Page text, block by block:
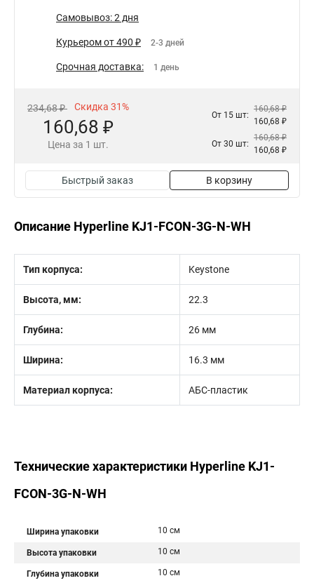
Самовывоз: 2 дня
Курьером от 490 ₽ 2-3 дней
Срочная доставка: 1 день
234,68 ₽ Скидка 31%
160,68 ₽
Цена за 1 шт.
От 15 шт:
160,68 ₽
160,68 ₽
От 30 шт:
160,68 ₽
160,68 ₽
Быстрый заказ В корзину
Описание Hyperline KJ1-FCON-3G-N-WH
Тип корпуса: Keystone
Высота, мм: 22.3
Глубина: 26 мм
Ширина: 16.3 мм
Материал корпуса: АБС-пластик
Технические характеристики Hyperline KJ1-
FCON-3G-N-WH
Ширина упаковки 10 см
Высота упаковки 10 см
Глубина упаковки 10 см